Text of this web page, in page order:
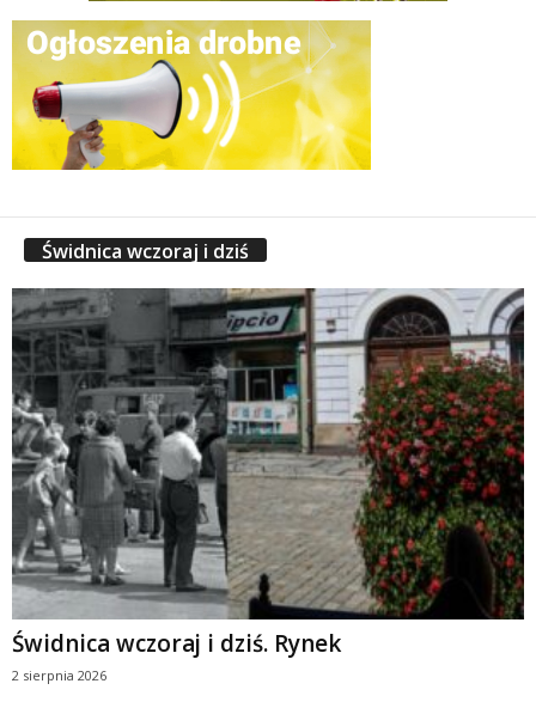
Świdnica wczoraj i dziś
Świdnica wczoraj i dziś. Rynek
2 sierpnia 2026